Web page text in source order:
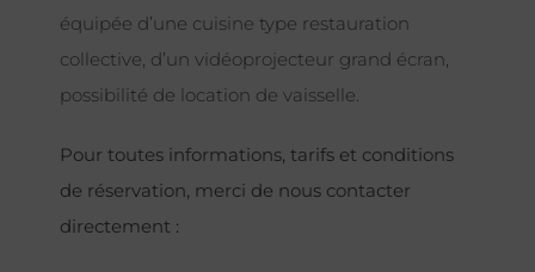
équipée d’une cuisine type restauration
collective, d’un vidéoprojecteur grand écran,
possibilité de location de vaisselle.
Pour toutes informations, tarifs et conditions
de réservation, merci de nous contacter
directement :